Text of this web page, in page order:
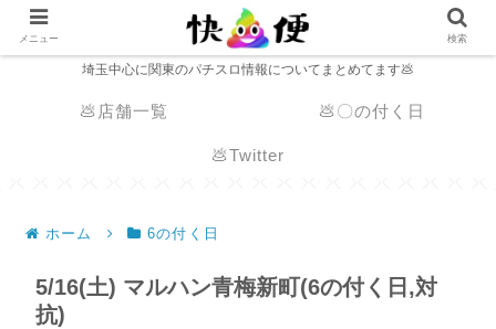
埼玉中心に関東のパチスロ情報についてまとめてます💩
💩店舗一覧 💩〇の付く日
💩Twitter
ホーム 6の付く日
5/16(土) マルハン青梅新町(6の付く日,対
抗)
メニュー 検索